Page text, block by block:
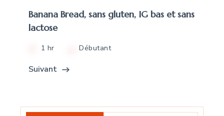
Banana Bread, sans gluten, IG bas et sans
lactose
1 hr Débutant
Suivant